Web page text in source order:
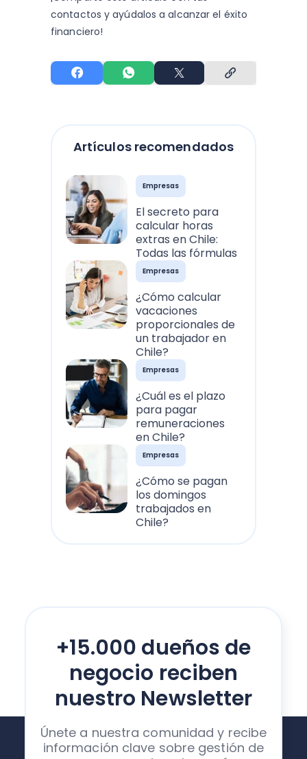
contactos y ayúdalos a alcanzar el éxito
financiero!
Artículos recomendados
Empresas
El secreto para
calcular horas
extras en Chile:
Todas las fórmulas
Empresas
¿Cómo calcular
vacaciones
proporcionales de
un trabajador en
Chile?
Empresas
¿Cuál es el plazo
para pagar
remuneraciones
en Chile?
Empresas
¿Cómo se pagan
los domingos
trabajados en
Chile?
+15.000 dueños de
negocio reciben
nuestro Newsletter
Únete a nuestra comunidad y recibe
información clave sobre gestión de